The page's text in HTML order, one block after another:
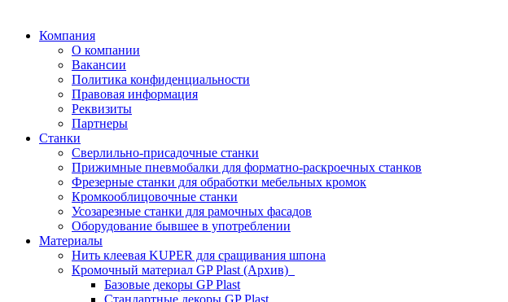
Компания
О компании
Вакансии
Политика конфиденциальности
Правовая информация
Реквизиты
Партнеры
Станки
Сверлильно-присадочные станки
Прижимные пневмобалки для форматно-раскроечных станков
Фрезерные станки для обработки мебельных кромок
Кромкооблицовочные станки
Усозарезные станки для рамочных фасадов
Оборудование бывшее в употреблении
Материалы
Нить клеевая KUPER для сращивания шпона
Кромочный материал GP Plast (Архив)
Базовые декоры GP Plast
Стандартные декоры GP Plast